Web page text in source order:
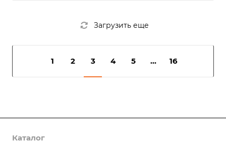
Загрузить еще
1 2 3 4 5 ... 16
Каталог